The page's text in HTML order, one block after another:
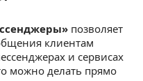
позволяет
клиентам
и сервисах
можно делать прямо